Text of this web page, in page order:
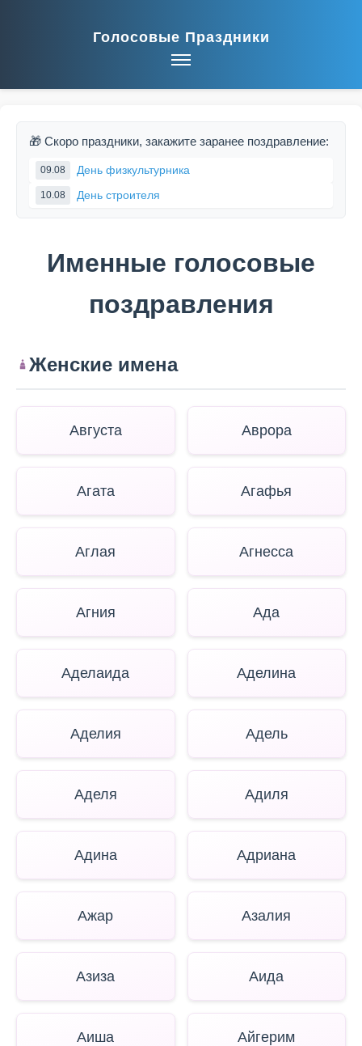
Голосовые Праздники
🎁 Скоро праздники, закажите заранее поздравление:
09.08 День физкультурника
10.08 День строителя
Именные голосовые
поздравления
Женские имена
Августа Аврора
Агата Агафья
Аглая Агнесса
Агния Ада
Аделаида Аделина
Аделия Адель
Аделя Адиля
Адина Адриана
Ажар Азалия
Азиза Аида
Аиша Айгерим